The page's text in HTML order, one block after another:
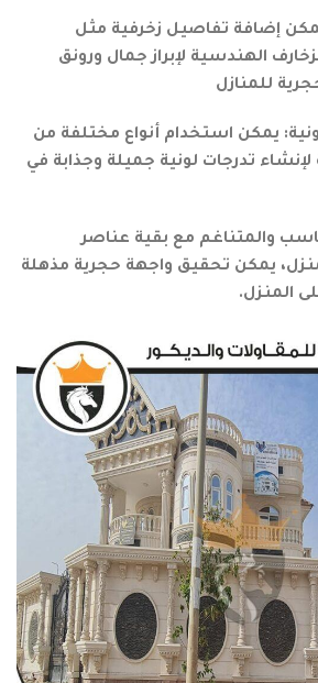
إضافة تفاصيل زخرفية مثل
الهندسية لإبراز جمال ورونق
للمنازل
يمكن استخدام أنواع مختلفة من
لإنشاء تدرجات لونية جميلة وجذابة في
والمتناغم مع بقية عناصر
يمكن تحقيق واجهة حجرية مذهلة
المنزل.